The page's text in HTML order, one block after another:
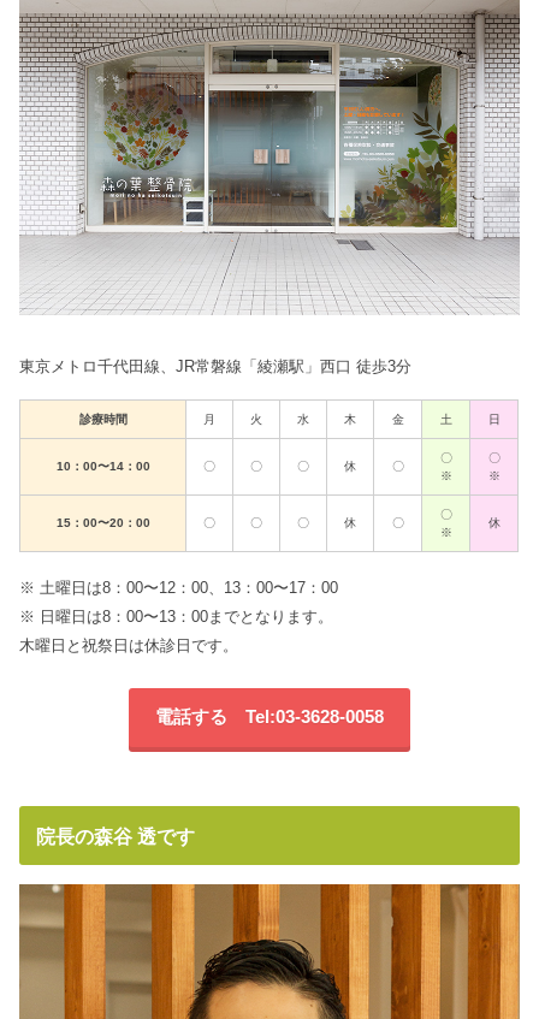
東京メトロ千代田線、JR常磐線「綾瀬駅」西口 徒歩3分
診療時間 月 火 水 木 金 土 日
10：00〜14：00 〇 〇 〇 休 〇
〇
※
〇
※
15：00〜20：00 〇 〇 〇 休 〇
〇
※
休
※ 土曜日は8：00〜12：00、13：00〜17：00
※ 日曜日は8：00〜13：00までとなります。
木曜日と祝祭日は休診日です。
電話する Tel:03-3628-0058
院長の森谷 透です